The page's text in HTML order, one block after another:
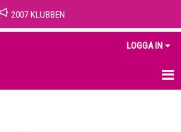
2007 KLUBBEN
LOGGA IN